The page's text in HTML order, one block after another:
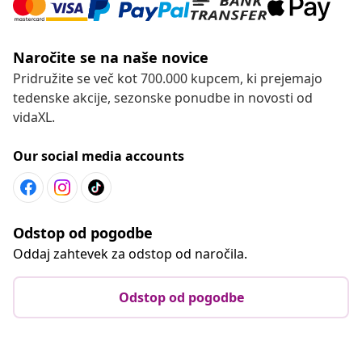
Naročite se na naše novice
Pridružite se več kot 700.000 kupcem, ki prejemajo
tedenske akcije, sezonske ponudbe in novosti od
vidaXL.
Our social media accounts
Odstop od pogodbe
Oddaj zahtevek za odstop od naročila.
Odstop od pogodbe